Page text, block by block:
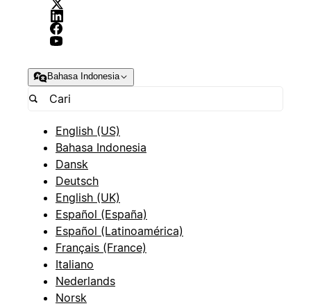
Bahasa Indonesia
English (US)
Bahasa Indonesia
Dansk
Deutsch
English (UK)
Español (España)
Español (Latinoamérica)
Français (France)
Italiano
Nederlands
Norsk